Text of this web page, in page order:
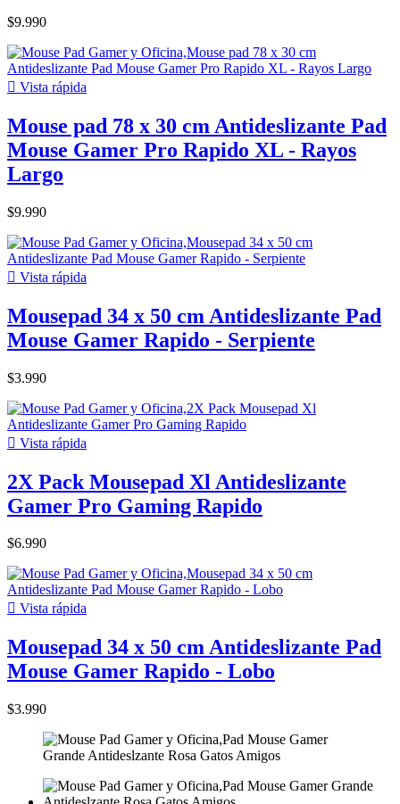
$9.990
 Vista rápida
Mouse pad 78 x 30 cm Antideslizante Pad
Mouse Gamer Pro Rapido XL - Rayos
Largo
$9.990
 Vista rápida
Mousepad 34 x 50 cm Antideslizante Pad
Mouse Gamer Rapido - Serpiente
$3.990
 Vista rápida
2X Pack Mousepad Xl Antideslizante
Gamer Pro Gaming Rapido
$6.990
 Vista rápida
Mousepad 34 x 50 cm Antideslizante Pad
Mouse Gamer Rapido - Lobo
$3.990